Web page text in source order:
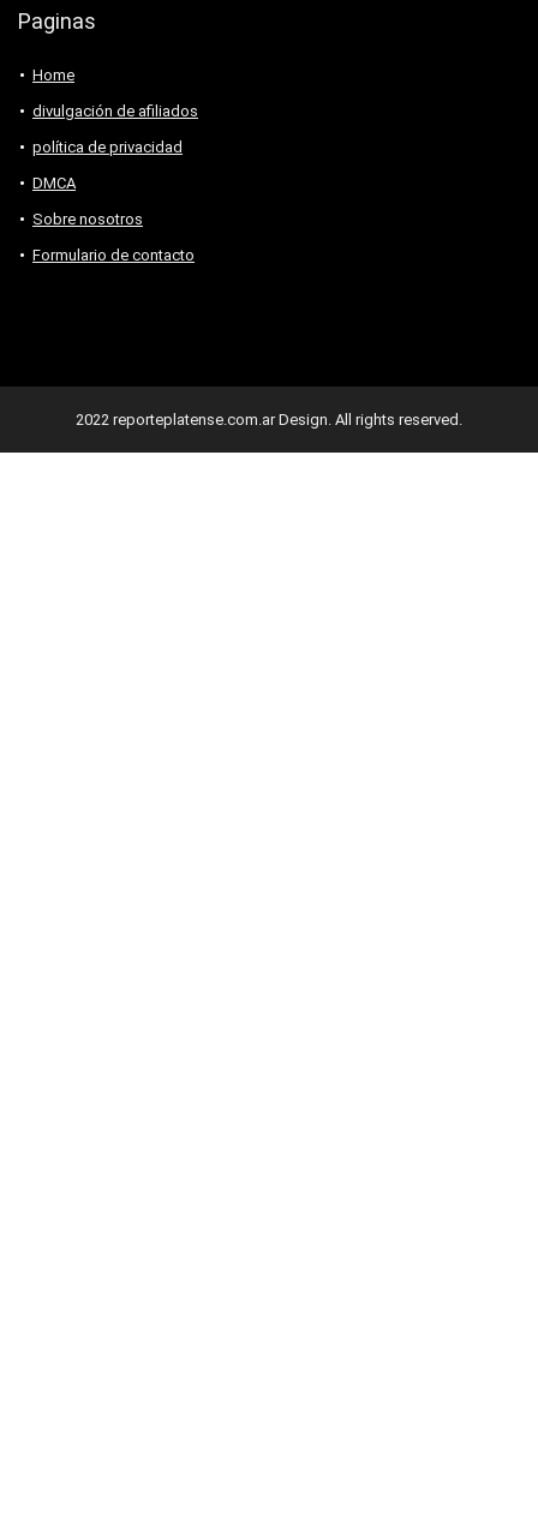
Paginas
Home
divulgación de afiliados
política de privacidad
DMCA
Sobre nosotros
Formulario de contacto
2022 reporteplatense.com.ar Design. All rights reserved.